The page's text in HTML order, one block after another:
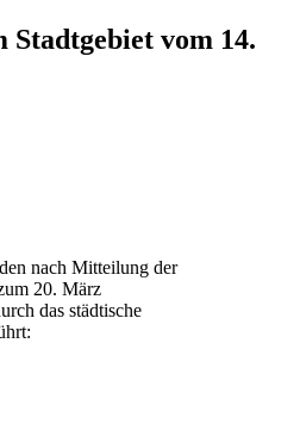
vom 14.
nach Mitteilung der
20. März
das städtische